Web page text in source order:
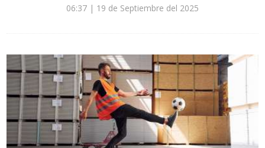
06:37 | 19 de Septiembre del 2025